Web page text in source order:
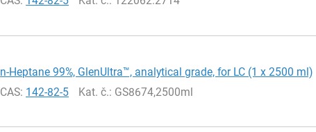
n-Heptane 99%, GlenUltra™, analytical grade, for LC (1 x 2500 ml)
CAS: 142-82-5 Kat. č.: GS8674,2500ml